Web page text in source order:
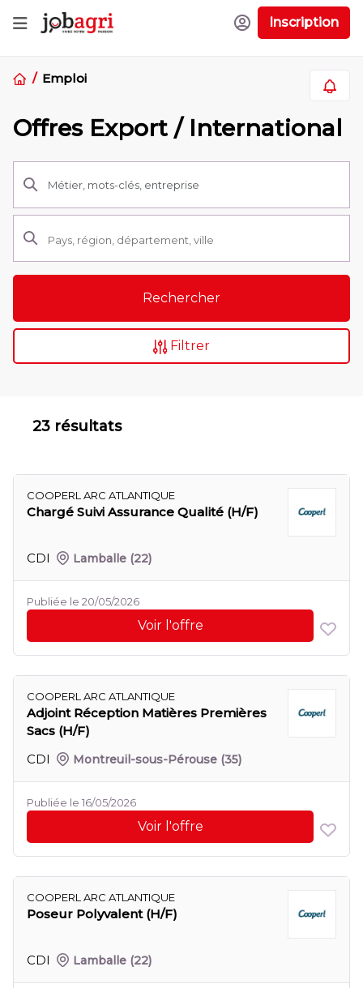
Inscription
Emploi
Offres Export / International
Rechercher
Filtrer
23 résultats
COOPERL ARC ATLANTIQUE
Chargé Suivi Assurance Qualité (H/F)
CDI Lamballe (22)
Publiée le 20/05/2026
Voir l'offre
COOPERL ARC ATLANTIQUE
Adjoint Réception Matières Premières
Sacs (H/F)
CDI
Montreuil-sous-Pérouse (35)
Publiée le 16/05/2026
Voir l'offre
COOPERL ARC ATLANTIQUE
Poseur Polyvalent (H/F)
CDI Lamballe (22)